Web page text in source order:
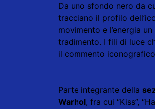
Da uno sfondo nero da
tracciano il profilo
movimento e l’energia
tradimento. I fili di luce
il commento
Parte integrante della
Warhol, fra cui “Kiss”,